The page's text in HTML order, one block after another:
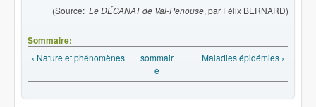
(Source: Le DÉCANAT de Val-Penouse, par Félix BERNARD)
Sommaire:
‹ Nature et phénomènes
sommair
e
Maladies épidémies ›